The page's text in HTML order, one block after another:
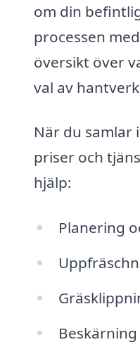
om din
processen
översikt över
val av
När du
priser och
hjälp:
Planering